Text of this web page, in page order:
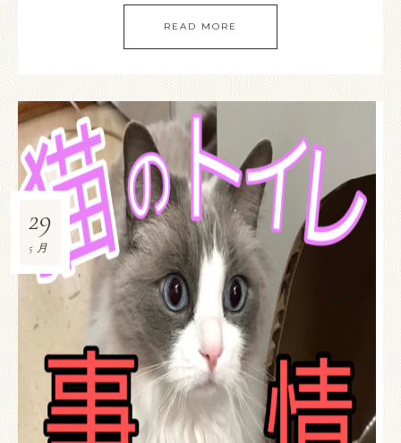
READ MORE
29
5月